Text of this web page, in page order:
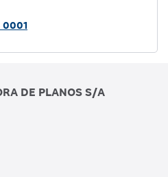
0001
DE PLANOS S/A